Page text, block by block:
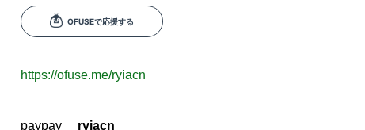
https://ofuse.me/ryiacn
paypay ryiacn